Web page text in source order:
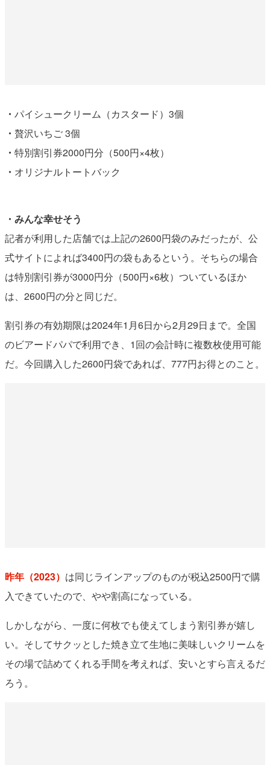
・ パイシュークリーム（カスタード）3個
・ 贅沢いちご 3個
・ 特別割引券2000円分（500円×4枚）
・ オリジナルトートバック
・みんな幸せそう
記者が利用した店舗では上記の2600円袋のみだったが、公
式サイトによれば3400円の袋もあるという。そちらの場合
は特別割引券が3000円分（500円×6枚）ついているほか
は、2600円の分と同じだ。
割引券の有効期限は2024年1月6日から2月29日まで。全国
のビアードパパで利用でき、1回の会計時に複数枚使用可能
だ。今回購入した2600円袋であれば、777円お得とのこと。
昨年（2023） は同じラインアップのものが税込2500円で購
入できていたので、やや割高になっている。
しかしながら、一度に何枚でも使えてしまう割引券が嬉し
い。そしてサクッとした焼き立て生地に美味しいクリームを
その場で詰めてくれる手間を考えれば、安いとすら言えるだ
ろう。